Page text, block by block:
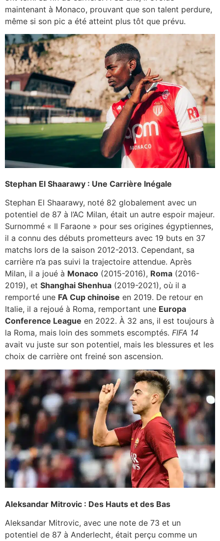
maintenant à Monaco, prouvant que son talent perdure,
même si son pic a été atteint plus tôt que prévu.
Stephan El Shaarawy : Une Carrière Inégale
Stephan El Shaarawy, noté 82 globalement avec un
potentiel de 87 à l’AC Milan, était un autre espoir majeur.
Surnommé « Il Faraone » pour ses origines égyptiennes,
il a connu des débuts prometteurs avec 19 buts en 37
matchs lors de la saison 2012-2013. Cependant, sa
carrière n’a pas suivi la trajectoire attendue. Après
Milan, il a joué à Monaco (2015-2016), Roma (2016-
2019), et Shanghai Shenhua (2019-2021), où il a
remporté une FA Cup chinoise en 2019. De retour en
Italie, il a rejoué à Roma, remportant une Europa
Conference League en 2022. À 32 ans, il est toujours à
la Roma, mais loin des sommets escomptés. FIFA 14
avait vu juste sur son potentiel, mais les blessures et les
choix de carrière ont freiné son ascension.
Aleksandar Mitrovic : Des Hauts et des Bas
Aleksandar Mitrovic, avec une note de 73 et un
potentiel de 87 à Anderlecht, était perçu comme un